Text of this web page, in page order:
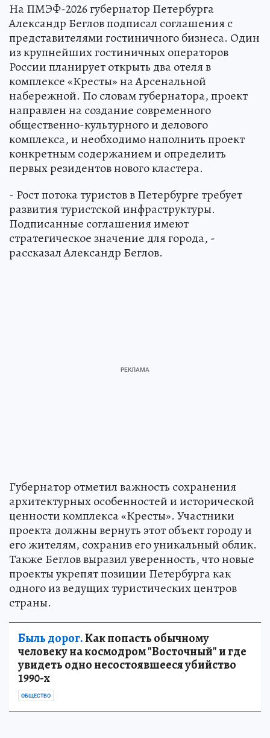
На ПМЭФ-2026 губернатор Петербурга
Александр Беглов подписал соглашения с
представителями гостиничного бизнеса. Один
из крупнейших гостиничных операторов
России планирует открыть два отеля в
комплексе «Кресты» на Арсенальной
набережной. По словам губернатора, проект
направлен на создание современного
общественно-культурного и делового
комплекса, и необходимо наполнить проект
конкретным содержанием и определить
первых резидентов нового кластера.
- Рост потока туристов в Петербурге требует
развития туристской инфраструктуры.
Подписанные соглашения имеют
стратегическое значение для города, -
рассказал Александр Беглов.
Губернатор отметил важность сохранения
архитектурных особенностей и исторической
ценности комплекса «Кресты». Участники
проекта должны вернуть этот объект городу и
его жителям, сохранив его уникальный облик.
Также Беглов выразил уверенность, что новые
проекты укрепят позиции Петербурга как
одного из ведущих туристических центров
страны.
Быль дорог.Как попасть обычному
человеку на космодром "Восточный" и где
увидеть одно несостоявшееся убийство
1990-х
ОБЩЕСТВО